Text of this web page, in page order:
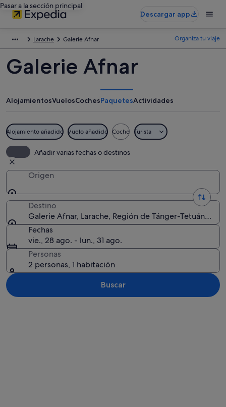
Pasar a la sección principal
Descargar app
Larache Galerie Afnar Organiza tu viaje
Galerie Afnar
AlojamientosVuelosCochesPaquetesActividades
Alojamiento añadido Vuelo añadido Coche Turista
Añadir varias fechas o destinos
Origen
Destino
Galerie Afnar, Larache, Región de Tánger-Tetuán-
Fechas
vie., 28 ago. - lun., 31 ago.
Personas
2 personas, 1 habitación
Buscar